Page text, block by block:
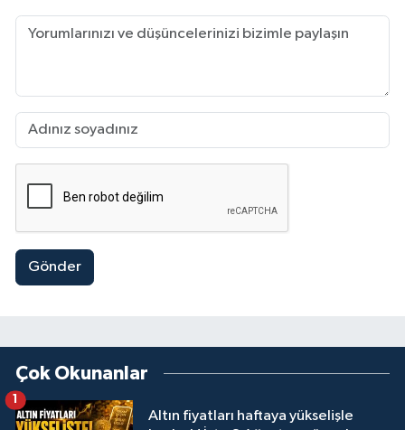
Gönder
Çok Okunanlar
Altın fiyatları haftaya yükselişle
1